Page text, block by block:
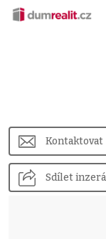
Kontaktovat
Sdílet